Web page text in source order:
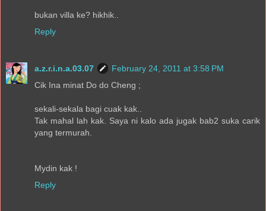
bukan villa ke? hikhik..
Reply
a.z.r.i.n.a.03.07
February 24, 2011 at 3:58 PM
Cik Ina minat Do do Cheng ;
sekali-sekala bagi cuak kak..
Tak mahal lah kak. Saya ni kalo ada jugak bab2 suka carik
yang termurah.
Mydin kak !
Reply